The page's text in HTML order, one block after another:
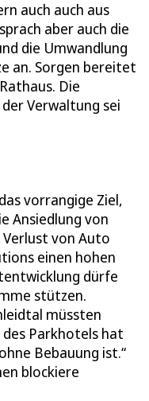
auch auch aus
aber auch die
die Umwandlung
an. Sorgen bereitet
Die
Verwaltung sei
vorrangige Ziel,
Ansiedlung von
von Auto
einen hohen
dürfe
stützen.
müssten
Parkhotels hat
Bebauung ist.“
blockiere